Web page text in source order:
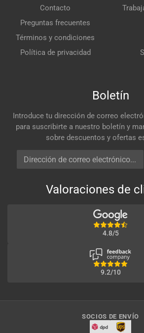
Contacto
Preguntas frecuentes
Términos y condiciones
Política de privacidad
Boletín
Introduce tu dirección de correo
para suscribirte a nuestro boletín y
sobre descuentos y ofertas
Dirección de correo electrónico
Valoraciones de
4.8/5
9.2/10
SOCIOS DE ENVÍO